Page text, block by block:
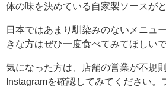
体の味を決めている自家製ソースが
日本ではあまり馴染みのないメニュ
きな方はぜひ一度食べてみてほしい
気になった方は、店舗の営業が不規
Instagramを確認してみてください。